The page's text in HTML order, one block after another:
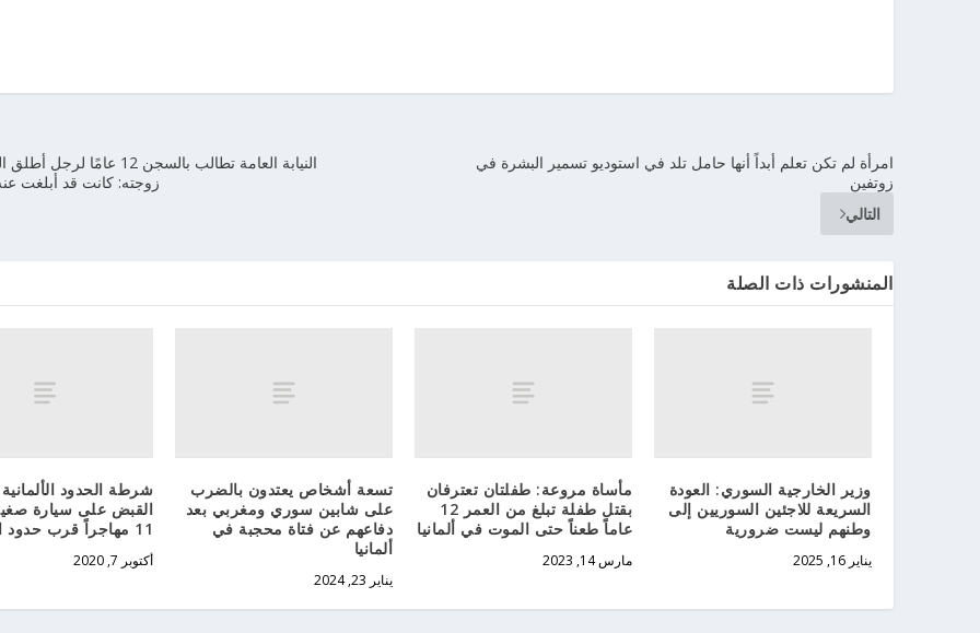
النيابة العامة تطالب بالسجن 12
زوجته: كانت قد أبلغت
امرأة لم تكن تعلم أبداً أنها حامل تلد في استوديو تسمير البشرة في
زوتفين
التالي
المنشورات ذات الصلة
وزير الخارجية السوري: العودة
السريعة للاجئين السوريين إلى
وطنهم ليست ضرورية
يناير 16, 2025
مأساة مروعة: طفلتان تعترفان
بقتل طفلة تبلغ من العمر 12
عاماً طعناً حتى الموت في ألمانيا
مارس 14, 2023
تسعة أشخاص يعتدون بالضرب
على شابين سوري ومغربي بعد
دفاعهم عن فتاة محجبة في
ألمانيا
يناير 23, 2024
شرطة الحدود
القبض على سيارة
11 مهاجراً قرب حدود النمسا
أكتوبر 7, 2020